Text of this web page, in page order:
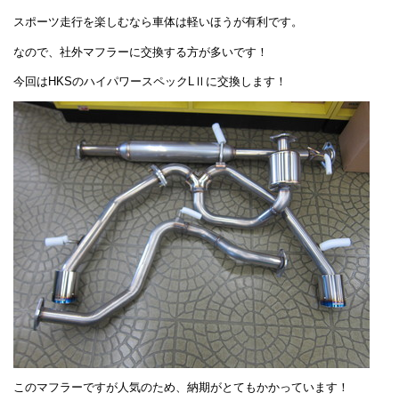
スポーツ走行を楽しむなら車体は軽いほうが有利です。
なので、社外マフラーに交換する方が多いです！
今回はHKSのハイパワースペックLⅡに交換します！
このマフラーですが人気のため、納期がとてもかかっています！